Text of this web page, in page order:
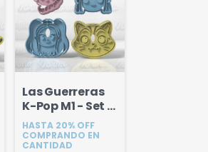
Las Guerreras
K-Pop M1 - Set x
4u
HASTA 20% OFF
COMPRANDO EN
CANTIDAD